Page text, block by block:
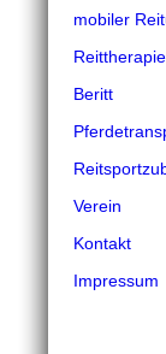
mobiler
Reittherapie
Beritt
Verein
Kontakt
Impressum